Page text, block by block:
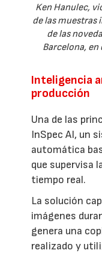
Ken Hanulec,
de las muestras
de las
Barcelona, en
Inteligencia
producción
Una de las
InSpec AI, un
automática
que supervisa
tiempo real.
La solución
imágenes
genera una
realizado y